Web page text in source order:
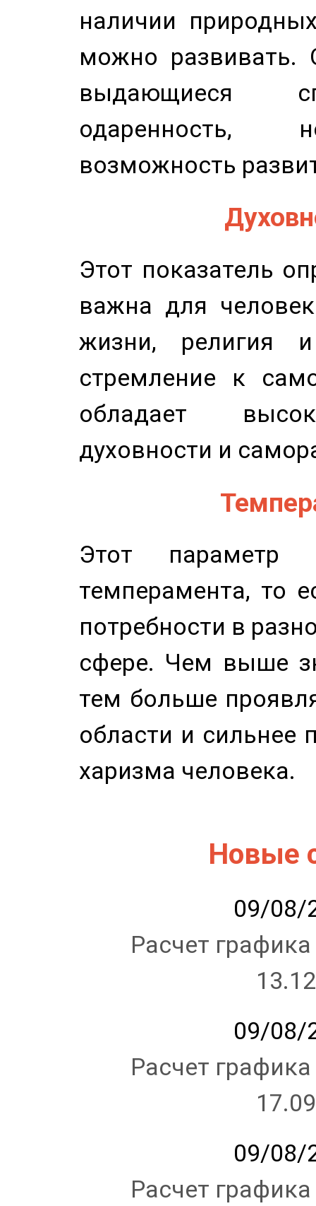
наличии
можно развивать.
выдающиеся
одаренность,
возможность
Этот показатель
важна для
жизни, религия
стремление к
обладает
духовности и
Этот параметр
темперамента, то
потребности в
сфере. Чем выше
тем больше
области и сильнее
харизма человека.
Новые
09/08/
Расчет
09/08/
Расчет
09/08/
Расчет